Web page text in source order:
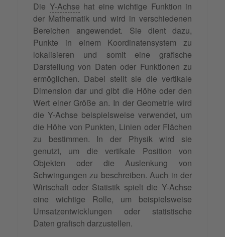
Die Y-Achse hat eine wichtige Funktion in
der Mathematik und wird in verschiedenen
Bereichen angewendet. Sie dient dazu,
Punkte in einem Koordinatensystem zu
lokalisieren und somit eine grafische
Darstellung von Daten oder Funktionen zu
ermöglichen. Dabei stellt sie die vertikale
Dimension dar und gibt die Höhe oder den
Wert einer Größe an. In der Geometrie wird
die Y-Achse beispielsweise verwendet, um
die Höhe von Punkten, Linien oder Flächen
zu bestimmen. In der Physik wird sie
genutzt, um die vertikale Position von
Objekten oder die Auslenkung von
Schwingungen zu beschreiben. Auch in der
Wirtschaft oder Statistik spielt die Y-Achse
eine wichtige Rolle, um beispielsweise
Umsatzentwicklungen oder statistische
Daten grafisch darzustellen.